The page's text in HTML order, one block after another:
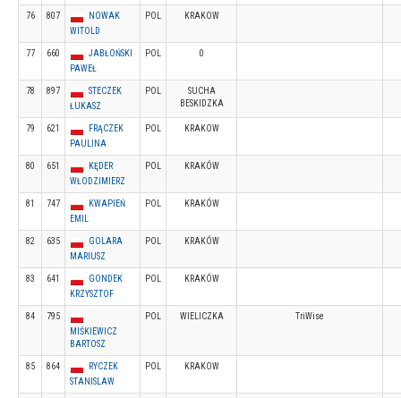
76 807
NOWAK
WITOLD
POL KRAKOW
77 660
JABŁOŃSKI
PAWEŁ
POL 0
78 897
STECZEK
ŁUKASZ
POL
SUCHA
BESKIDZKA
79 621
FRĄCZEK
PAULINA
POL KRAKOW
80 651
KĘDER
WŁODZIMIERZ
POL KRAKÓW
81 747
KWAPIEŃ
EMIL
POL KRAKÓW
82 635
GOLARA
MARIUSZ
POL KRAKÓW
83 641
GONDEK
KRZYSZTOF
POL KRAKÓW
84
795
MIŚKIEWICZ
BARTOSZ
POL WIELICZKA TriWise
85 864
RYCZEK
STANISLAW
POL KRAKOW